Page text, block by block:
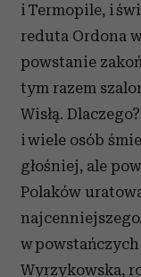
i Termopile, i
reduta Ordona
powstanie
tym razem
Wisłą.
i wiele osób
głośniej, ale
Polaków
w
Wyrzykowska,